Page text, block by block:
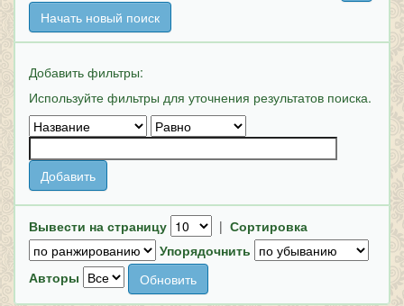
Начать новый поиск
Добавить фильтры:
Используйте фильтры для уточнения результатов поиска.
Вывести на страницу | Сортировка
Упорядочнить
Авторы